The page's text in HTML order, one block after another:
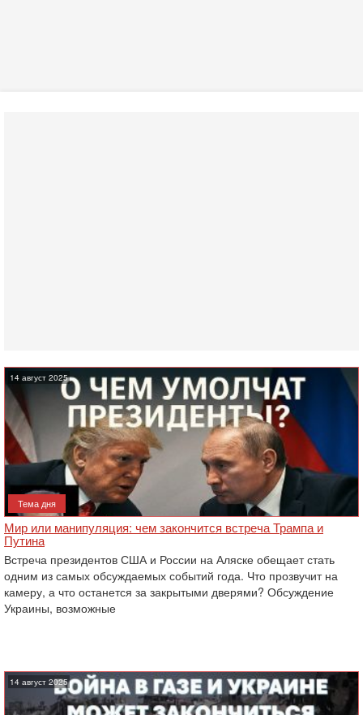
14 август 2025
Тема дня
Мир или манипуляция: чем закончится встреча Трампа и
Путина
Встреча президентов США и России на Аляске обещает стать
одним из самых обсуждаемых событий года. Что прозвучит на
камеру, а что останется за закрытыми дверями? Обсуждение
Украины, возможные
14 август 2025